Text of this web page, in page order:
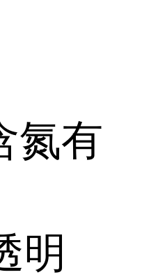
氮有
明